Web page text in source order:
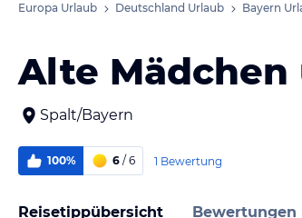
Europa Urlaub Deutschland Urlaub Bayern
Alte Mädchen
Spalt/Bayern
100% 6 / 6 1 Bewertung
Reisetippübersicht Bewertungen